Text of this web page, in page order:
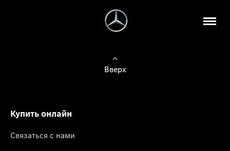
Вверх
Купить онлайн
Связаться с нами